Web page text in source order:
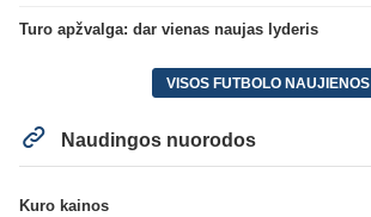
Turo apžvalga: dar vienas naujas lyderis
VISOS FUTBOLO NAUJIENOS
Naudingos nuorodos
Kuro kainos